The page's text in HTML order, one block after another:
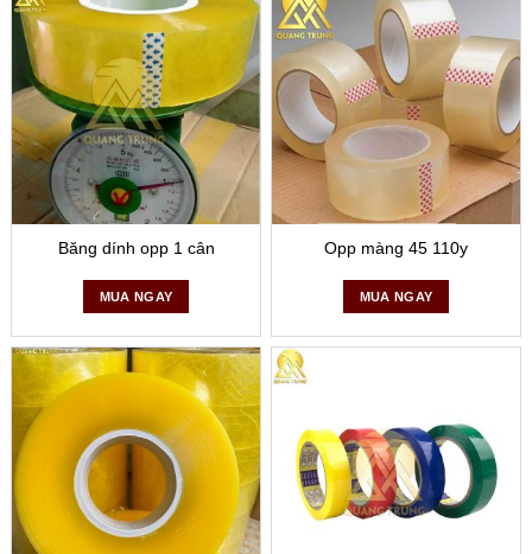
Băng dính opp 1 cân
MUA NGAY
Opp màng 45 110y
MUA NGAY